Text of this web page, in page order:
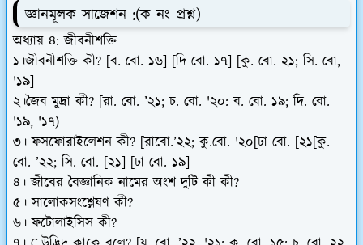
জ্ঞানমূলক সাজেশন :(ক নং প্রশ্ন)
অধ্যায় ৪: জীবনীশক্তি
১।জীবনীশক্তি কী? [ব. বো. ১৬] [দি বো. ১৭] [কু. বো. ২১; সি. বো,
'১৯]
২।জৈব মুদ্রা কী? [রা. বো. ’২১; চ. বো. '২০: ব. বো. ১৯; দি. বো.
'১৯, '১৭)
৩। ফসফোরাইলেশন কী? [রাবো.’২২; কু.বো. '২০[ঢা বো. [২১[কু.
বো. ’২২; সি. বো. [২১] [ঢা বো. ১৯]
৪। জীবের বৈজ্ঞানিক নামের অংশ দুটি কী কী?
৫। সালোকসংশ্লেষণ কী?
৬। ফটোলাইসিস কী?